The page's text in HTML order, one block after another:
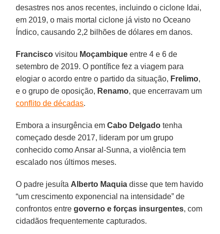
desastres nos anos recentes, incluindo o ciclone Idai,
em 2019, o mais mortal ciclone já visto no Oceano
Índico, causando 2,2 bilhões de dólares em danos.
Francisco visitou Moçambique entre 4 e 6 de
setembro de 2019. O pontífice fez a viagem para
elogiar o acordo entre o partido da situação, Frelimo,
e o grupo de oposição, Renamo, que encerravam um
conflito de décadas.
Embora a insurgência emCabo Delgado tenha
começado desde 2017, lideram por um grupo
conhecido como Ansar al-Sunna, a violência tem
escalado nos últimos meses.
O padre jesuíta Alberto Maquia disse que tem havido
“um crescimento exponencial na intensidade” de
confrontos entregoverno e forças insurgentes, com
cidadãos frequentemente capturados.